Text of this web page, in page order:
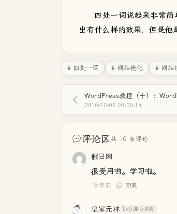
四处一词说起来非常
出有什么样的效果，但是他
# 四处一词 # 网站优化 # 网站
WordPress教程（十）：
2010-10-09 00:00:14
评论区共 10 条评论
假日网
很受用哟。学习啦。
15年前 回复
皇家元林 Lv6.推心置腹